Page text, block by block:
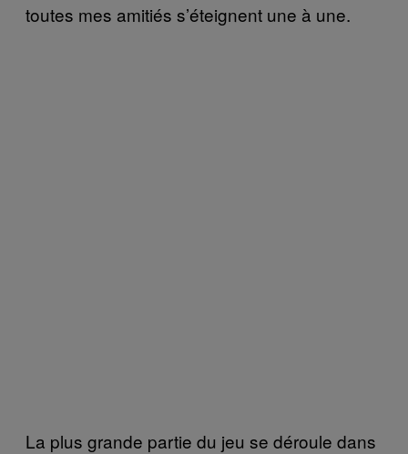
toutes mes amitiés s’éteignent une à une.
La plus grande partie du jeu se déroule dans